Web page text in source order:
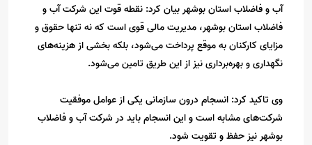
آب و فاضلاب استان بوشهر بیان کرد: نقطه قوت این شرکت آب و
فاضلاب استان بوشهر، مدیریت مالی قوی است که نه تنها حقوق و
مزایای کارکنان به موقع پرداخت می‌شود، بلکه بخشی از هزینه‌های
نگهداری و بهره‌برداری نیز از این طریق تامین می‌شود.
وی تاکید کرد: انسجام درون سازمانی یکی از عوامل موفقیت
شرکت‌های مشابه است و این انسجام باید در شرکت آب و فاضلاب
بوشهر نیز حفظ و تقویت شود.